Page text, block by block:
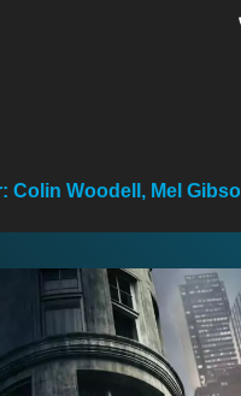
Colin Woodell, Mel